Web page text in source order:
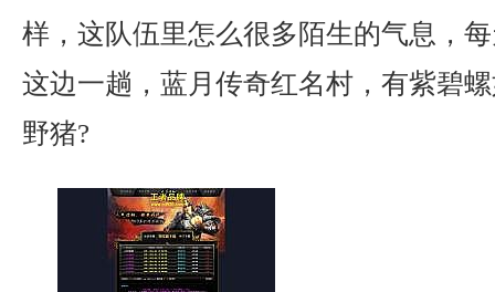
样，这队伍里怎么很多陌生的气息，
这边一趟，蓝月传奇红名村，有紫碧
野猪?